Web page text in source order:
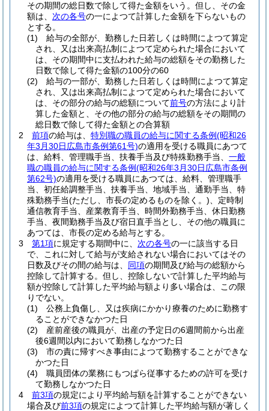
その期間の総日数で除して得た金額をいう。 但し、その金
額は、 次の各号の一によつて計算した金額を下らないもの
とする。
(1)
給与の全部が、勤務した日若しくは時間によつて算定
され、又は出来高払制によつて定められた場合において
は、その期間中に支払われた給与の総額をその勤務した
日数で除して得た金額の100分の60
(2)
給与の一部が、勤務した日若しくは時間によつて算定
され、又は出来高払制によつて定められた場合において
は、その部分の給与の総額について前号の方法により計
算した金額と、その他の部分の給与の総額をその期間の
総日数で除して得た金額との合算額
2
前項の給与は、 特別職の職員の給与に関する条例(昭和26
年3月30日広島市条例第61号)の適用を受ける職員にあつて
は、給料、管理職手当、扶養手当及び特殊勤務手当、 一般
職の職員の給与に関する条例(昭和26年3月30日広島市条例
第62号)の適用を受ける職員にあつては、給料、管理職手
当、初任給調整手当、扶養手当、地域手当、通勤手当、特
殊勤務手当(ただし、市長の定めるものを除く。) 、定時制
通信教育手当、産業教育手当、時間外勤務手当、休日勤務
手当、夜間勤務手当及び宿日直手当とし、その他の職員に
あつては、市長の定める給与とする。
3
第1項に規定する期間中に、 次の各号の一に該当する日
で、これに対して給与が支給されない場合においてはその
日数及びその間の給与は、 同項の期間及び給与の総額から
控除して計算する。 但し、控除しないで計算した平均給与
額が控除して計算した平均給与額より多い場合は、この限
りでない。
(1)
公務上負傷し、又は疾病にかかり療養のために勤務す
ることができなかつた日
(2)
産前産後の職員が、出産の予定日の6週間前から出産
後6週間以内において勤務しなかつた日
(3)
市の責に帰すべき事由によつて勤務することができな
かつた日
(4)
職員団体の業務にもつぱら従事するための許可を受け
て勤務しなかつた日
4
前3項の規定により平均給与額を計算することができない
場合及び前3項の規定によつて計算した平均給与額が著しく